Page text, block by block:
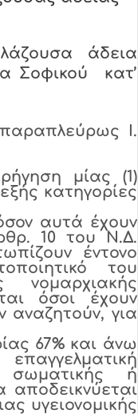
άδεια
Σοφικού κατ’
Ι.
μίας (1)
κατηγορίες
αυτά έχουν
10 του Ν.Δ.
έντονο
του
νομαρχιακής
όσοι έχουν
αναζητούν, για
67% και άνω
σωματικής ή
υγειονομικής